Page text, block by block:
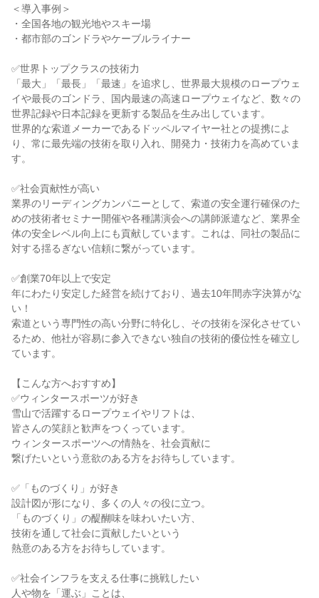
＜導入事例＞
・全国各地の観光地やスキー場
・都市部のゴンドラやケーブルライナー
✅世界トップクラスの技術力
「最大」「最長」「最速」を追求し、世界最大規模のロープウェ
イや最長のゴンドラ、国内最速の高速ロープウェイなど、数々の
世界記録や日本記録を更新する製品を生み出しています。
世界的な索道メーカーであるドッペルマイヤー社との提携によ
り、常に最先端の技術を取り入れ、開発力・技術力を高めていま
す。
✅社会貢献性が高い
業界のリーディングカンパニーとして、索道の安全運行確保のた
めの技術者セミナー開催や各種講演会への講師派遣など、業界全
体の安全レベル向上にも貢献しています。これは、同社の製品に
対する揺るぎない信頼に繋がっています。
✅創業70年以上で安定
年にわたり安定した経営を続けており、過去10年間赤字決算がな
い！
索道という専門性の高い分野に特化し、その技術を深化させてい
るため、他社が容易に参入できない独自の技術的優位性を確立し
ています。
【こんな方へおすすめ】
✅ウィンタースポーツが好き
雪山で活躍するロープウェイやリフトは、
皆さんの笑顔と歓声をつくっています。
ウィンタースポーツへの情熱を、社会貢献に
繋げたいという意欲のある方をお待ちしています。
✅「ものづくり」が好き
設計図が形になり、多くの人々の役に立つ。
「ものづくり」の醍醐味を味わいたい方、
技術を通して社会に貢献したいという
熱意のある方をお待ちしています。
✅社会インフラを支える仕事に挑戦したい
人や物を「運ぶ」ことは、